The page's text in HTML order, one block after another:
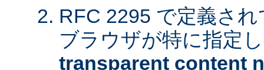
RFC 2295 で定義さ
ブラウザが特に指定
transparent content